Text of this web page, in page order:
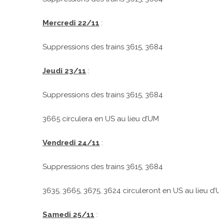
Mercredi 22/11 :
Suppressions des trains 3615, 3684
Jeudi 23/11 :
Suppressions des trains 3615, 3684
3665 circulera en US au lieu d’UM
Vendredi 24/11 :
Suppressions des trains 3615, 3684
3635, 3665, 3675, 3624 circuleront en US au lieu
Samedi 25/11 :